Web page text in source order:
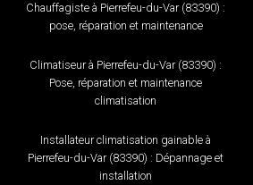
Chauffagiste à Pierrefeu-du-Var (83390) :
pose, réparation et maintenance
Climatiseur à Pierrefeu-du-Var (83390) :
Pose, réparation et maintenance
climatisation
Installateur climatisation gainable à
Pierrefeu-du-Var (83390) : Dépannage et
installation